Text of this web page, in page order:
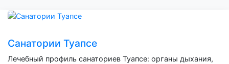
Санатории Туапсе
Лечебный профиль санаториев Туапсе: органы дыхания,